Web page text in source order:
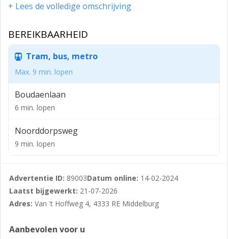
Tevens is een bedrijfsruimte van totaal circa 3.000 m²
loading dock.
Afhankelijk van de gewenste gebruiksoppervlakte is
BEREIKBAARHEID
Het object is gelegen naast de N57. Door de verbinding
met de A58 en verschillende provinciale wegen is de
bereikbaarheid zeer goed.
AFMETINGEN
-Bedrijfsruimte: circa 3.000 m²
BESTEMMING
vergunning.
+ Lees de volledige omschrijving
BEREIKBAARHEID
Tram, bus, metro
Max. 9 min. lopen
Boudaenlaan
6 min. lopen
Noorddorpsweg
9 min. lopen
Advertentie ID: 89003Datum online: 14-02-2024
Laatst bijgewerkt: 21-07-2026
Adres: Van 't Hoffweg 4, 4333 RE Middelburg
Aanbevolen voor u